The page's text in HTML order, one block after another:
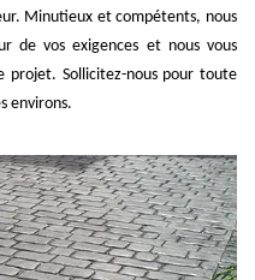
Minutieux et compétents, nous
de vos exigences et nous vous
projet. Sollicitez-nous pour toute
environs.